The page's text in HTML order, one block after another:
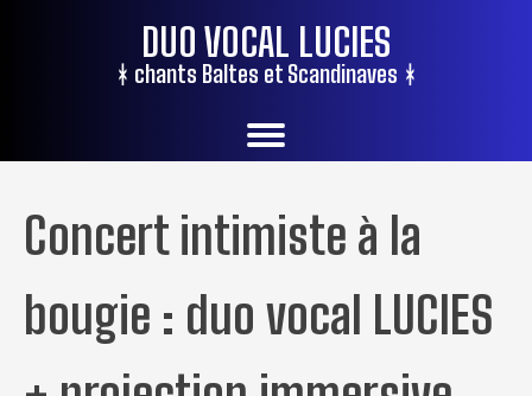
DUO VOCAL LUCIES
ᚼ chants Baltes et Scandinaves ᚼ
Concert intimiste à la
bougie : duo vocal LUCIES